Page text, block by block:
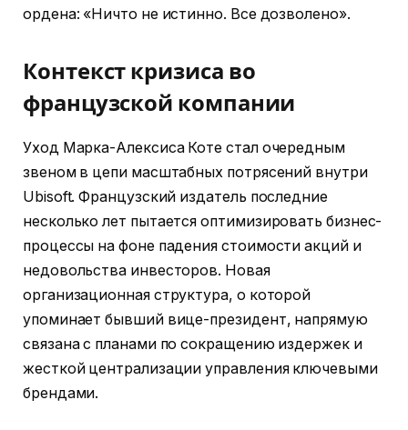
ордена: «Ничто не истинно. Все дозволено».
Контекст кризиса во
французской компании
Уход Марка-Алексиса Коте стал очередным
звеном в цепи масштабных потрясений внутри
Ubisoft. Французский издатель последние
несколько лет пытается оптимизировать бизнес-
процессы на фоне падения стоимости акций и
недовольства инвесторов. Новая
организационная структура, о которой
упоминает бывший вице-президент, напрямую
связана с планами по сокращению издержек и
жесткой централизации управления ключевыми
брендами.